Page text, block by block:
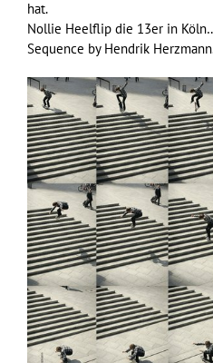
hat.
Nollie Heelflip die 13er in
Sequence by Hendrik Herzmann